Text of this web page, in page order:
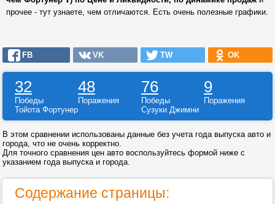
прочее - тут узнаете, чем отличаются. Есть очень полезные графики.
FB VK TW OK
32 48 76 9
Победы Поражения Победы
Поражения
Тойота Фортунер
Сузуки Джимни
В этом сравнении использованы данные без учета года выпуска авто и
города, что не очень корректно.
Для точного сравнения цен авто воспользуйтесь формой ниже с
указанием года выпуска и города.
Содержание страницы: